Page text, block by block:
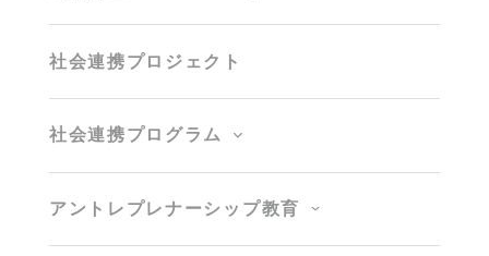
社会連携プロジェクト
社会連携プログラム
アントレプレナーシップ教育